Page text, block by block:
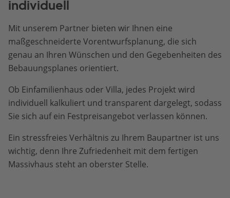
individuell
Mit unserem Partner bieten wir Ihnen eine
maßgeschneiderte Vorentwurfsplanung, die sich
genau an Ihren Wünschen und den Gegebenheiten des
Bebauungsplanes orientiert.
Ob Einfamilienhaus oder Villa, jedes Projekt wird
individuell kalkuliert und transparent dargelegt, sodass
Sie sich auf ein Festpreisangebot verlassen können.
Ein stressfreies Verhältnis zu Ihrem Baupartner ist uns
wichtig, denn Ihre Zufriedenheit mit dem fertigen
Massivhaus steht an oberster Stelle.